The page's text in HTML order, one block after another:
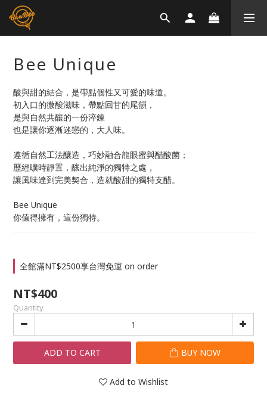
Bee Unique
酸與甜的結合，是帶點個性又可愛的味道。
初入口的微酸滋味，帶點回甘的尾韻，
是與自然共釀的一份淬鍊
也是讓你逐漸迷戀的，大人味。
遵循自然工法釀造，巧妙融合龍眼蜜與醋酸菌；
歷經曠時靜置，釀出純淨的獨特之處，
讓風味達到完美契合，造就酸甜的獨特支醋。
Bee Unique
你值得擁有，這份獨特。
全館滿NT$2500享台灣免運 on order
NT$400
Quantity
ADD TO CART BUY NOW
Add to Wishlist